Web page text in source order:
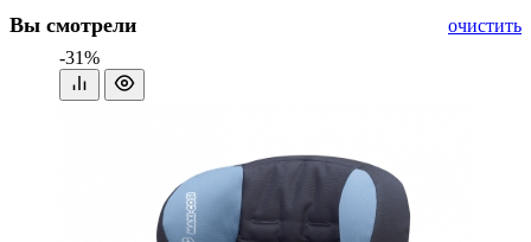
Вы смотрели очистить
-31%